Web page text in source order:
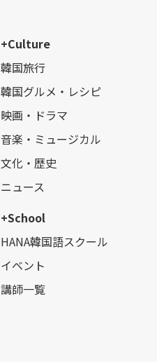
+Culture
韓国旅行
韓国グルメ・レシピ
映画・ドラマ
音楽・ミュージカル
文化・歴史
ニュース
+School
HANA韓国語スクール
イベント
講師一覧